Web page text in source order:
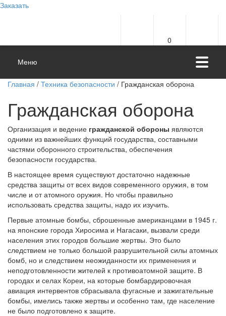
Заказать
0
Меню
Главная / Техника безопасности / Гражданская оборона
Гражданская оборона
Организация и ведение гражданской обороны являются
одними из важнейших функций государства, составными
частями оборонного строительства, обеспечения
безопасности государства.
В настоящее время существуют достаточно надежные
средства защиты от всех видов современного оружия, в том
числе и от атомного оружия. Но чтобы правильно
использовать средства защиты, надо их изучить.
Первые атомные бомбы, сброшенные американцами в 1945 г.
на японские города Хиросима и Нагасаки, вызвали среди
населения этих городов большие жертвы. Это было
следствием не только большой разрушительной силы атомных
бомб, но и следствием неожиданности их применения и
неподготовленности жителей к противоатомной защите. В
городах и селах Кореи, на которые бомбардировочная
авиация интервентов сбрасывала фугасные и зажигательные
бомбы, имелись также жертвы и особенно там, где население
не было подготовлено к защите.